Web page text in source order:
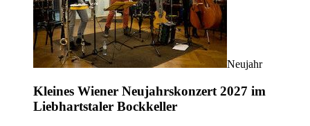
Neujahr
Kleines Wiener Neujahrskonzert 2027 im
Liebhartstaler Bockkeller